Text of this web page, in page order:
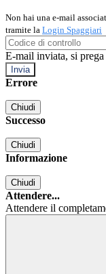
Non hai una e-mail
tramite la Login Spaggiari
E-mail inviata, si
Errore
Chiudi
Successo
Chiudi
Informazione
Chiudi
Attendere...
Attendere il